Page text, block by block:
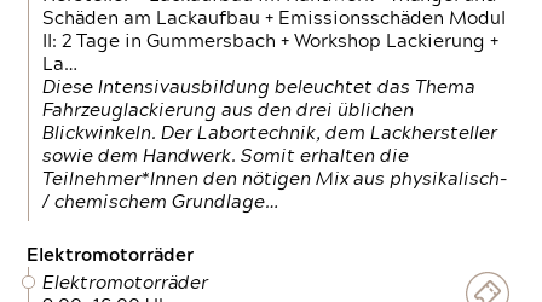
Schäden am Lackaufbau + Emissionsschäden Modul
II: 2 Tage in Gummersbach + Workshop Lackierung +
La…
Diese Intensivausbildung beleuchtet das Thema
Fahrzeuglackierung aus den drei üblichen
Blickwinkeln. Der Labortechnik, dem Lackhersteller
sowie dem Handwerk. Somit erhalten die
Teilnehmer*Innen den nötigen Mix aus physikalisch-
/ chemischem Grundlage…
Elektromotorräder
Elektromotorräder